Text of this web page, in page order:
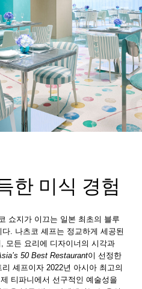
한 미식 경험
쇼지가 이끄는 일본 최초의 블루
. 나츠코 셰프는 정교하게 세공된
모든 요리에 디자이너의 시각과
50 Best Restaurant이 선정한
셰프이자 2022년 아시아 최고의
티파니에서 선구적인 예술성을